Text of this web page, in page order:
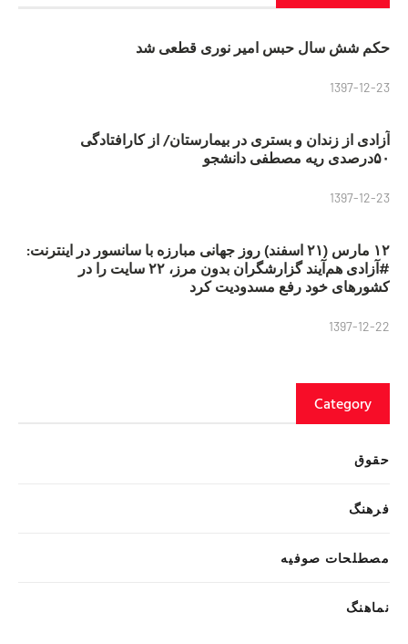
حکم شش سال حبس امیر نوری قطعی شد
1397-12-23
آزادی از زندان و بستری در بیمارستان/ از کارافتادگی
۵۰درصدی ریه مصطفی دانشجو
1397-12-23
۱۲ مارس (۲۱ اسفند) روز جهانی مبارزه با سانسور در اینترنت:
#آزادی هم‌آیند گزارشگران‌ بدون مرز، ۲۲ سایت را در
کشورهای خود رفع مسدودیت کرد
1397-12-22
Category
حقوق
فرهنگ
مصطلحات صوفیه
نماهنگ